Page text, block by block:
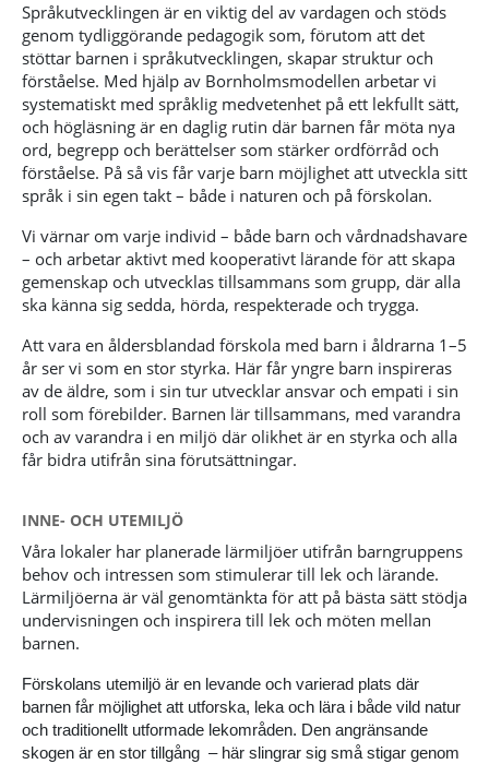
Språkutvecklingen är en viktig del av vardagen och stöds
genom tydliggörande pedagogik som, förutom att det
stöttar barnen i språkutvecklingen, skapar struktur och
förståelse. Med hjälp av Bornholmsmodellen arbetar vi
systematiskt med språklig medvetenhet på ett lekfullt sätt,
och högläsning är en daglig rutin där barnen får möta nya
ord, begrepp och berättelser som stärker ordförråd och
förståelse. På så vis får varje barn möjlighet att utveckla sitt
språk i sin egen takt – både i naturen och på förskolan.
Vi värnar om varje individ – både barn och vårdnadshavare
– och arbetar aktivt med kooperativt lärande för att skapa
gemenskap och utvecklas tillsammans som grupp, där alla
ska känna sig sedda, hörda, respekterade och trygga.
Att vara en åldersblandad förskola med barn i åldrarna 1–5
år ser vi som en stor styrka. Här får yngre barn inspireras
av de äldre, som i sin tur utvecklar ansvar och empati i sin
roll som förebilder. Barnen lär tillsammans, med varandra
och av varandra i en miljö där olikhet är en styrka och alla
får bidra utifrån sina förutsättningar.
INNE- OCH UTEMILJÖ
Våra lokaler har planerade lärmiljöer utifrån barngruppens
behov och intressen som stimulerar till lek och lärande.
Lärmiljöerna är väl genomtänkta för att på bästa sätt stödja
undervisningen och inspirera till lek och möten mellan
barnen.
Förskolans utemiljö är en levande och varierad plats där
barnen får möjlighet att utforska, leka och lära i både vild natur
och traditionellt utformade lekområden. Den angränsande
skogen är en stor tillgång – här slingrar sig små stigar genom